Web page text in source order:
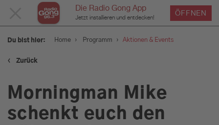
Die Radio Gong App
Jetzt installieren und entdecken!
ÖFFNEN
SCHLIESSEN
Programm
Du bist hier: Home › Programm › Aktionen & Events
‹ Zurück
Morningman Mike
schenkt euch den